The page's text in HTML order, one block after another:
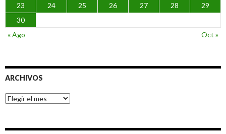
23
24 25 26 27 28
29
30
« Ago
Oct »
ARCHIVOS
Archivos